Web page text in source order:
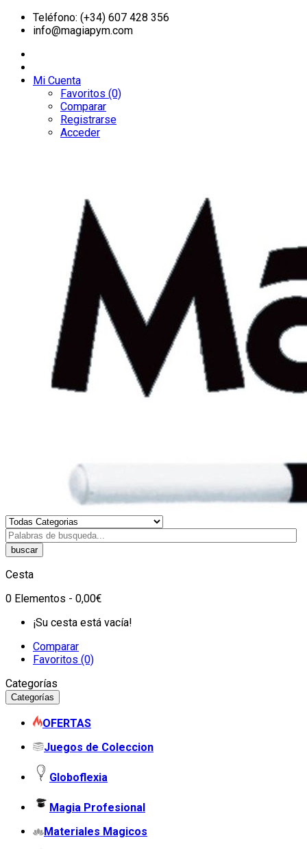
Teléfono: (+34) 607 428 356
info@magiapym.com
Mi Cuenta
Favoritos (0)
Comparar
Registrarse
Acceder
buscar
Cesta
0 Elementos - 0,00€
¡Su cesta está vacía!
Comparar
Favoritos (0)
Categorías
Categorías
OFERTAS
Juegos de Coleccion
Globoflexia
Magia Profesional
Materiales Magicos